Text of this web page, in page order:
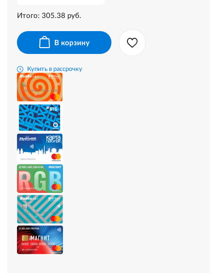
Итого: 305.38 руб.
В корзину
Купить в рассрочку